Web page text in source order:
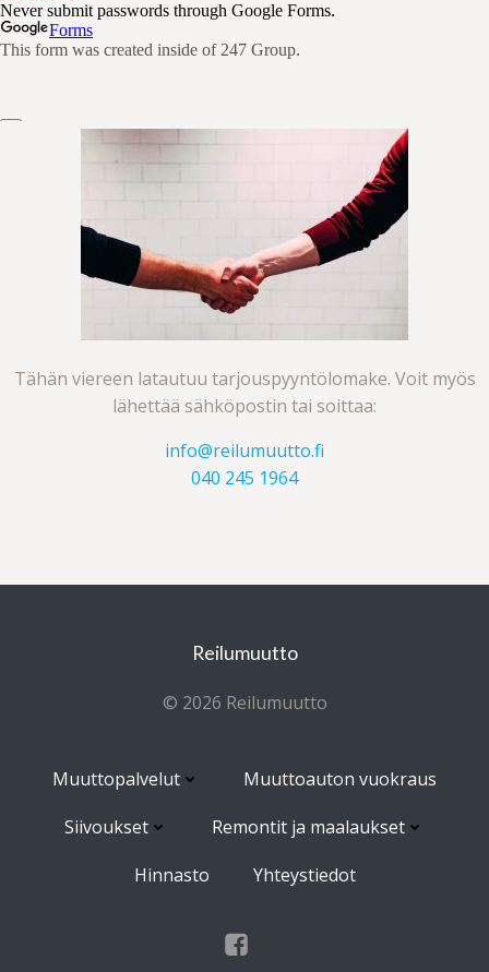
Tähän viereen latautuu tarjouspyyntölomake. Voit myös
lähettää sähköpostin tai soittaa:
info@reilumuutto.fi
040 245 1964
Reilumuutto
© 2026 Reilumuutto
Muuttopalvelut
Muuttoauton vuokraus
Siivoukset
Remontit ja maalaukset
Hinnasto
Yhteystiedot